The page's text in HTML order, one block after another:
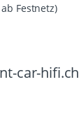
Festnetz)
car-hifi.ch